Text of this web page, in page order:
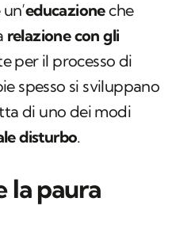
educazioneche
relazione con gli
per il processo di
spesso si sviluppano
di uno dei modi
disturbo.
la paura